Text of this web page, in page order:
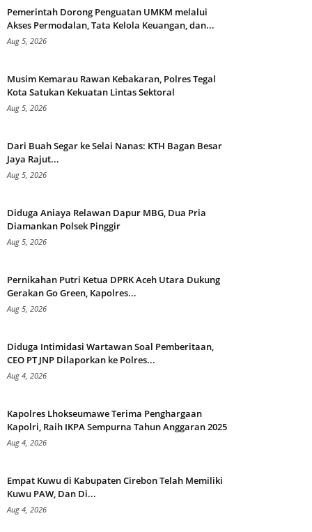
Pemerintah Dorong Penguatan UMKM melalui
Akses Permodalan, Tata Kelola Keuangan, dan...
Aug 5, 2026
Musim Kemarau Rawan Kebakaran, Polres Tegal
Kota Satukan Kekuatan Lintas Sektoral
Aug 5, 2026
Dari Buah Segar ke Selai Nanas: KTH Bagan Besar
Jaya Rajut...
Aug 5, 2026
Diduga Aniaya Relawan Dapur MBG, Dua Pria
Diamankan Polsek Pinggir
Aug 5, 2026
Pernikahan Putri Ketua DPRK Aceh Utara Dukung
Gerakan Go Green, Kapolres...
Aug 5, 2026
Diduga Intimidasi Wartawan Soal Pemberitaan,
CEO PT JNP Dilaporkan ke Polres...
Aug 4, 2026
Kapolres Lhokseumawe Terima Penghargaan
Kapolri, Raih IKPA Sempurna Tahun Anggaran 2025
Aug 4, 2026
Empat Kuwu di Kabupaten Cirebon Telah Memiliki
Kuwu PAW, Dan Di...
Aug 4, 2026